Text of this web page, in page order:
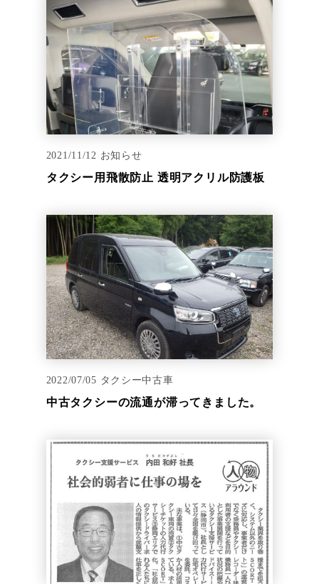
2021/11/12 お知らせ
タクシー用飛散防止 透明アクリル防護板
2022/07/05 タクシー中古車
中古タクシーの流通が滞ってきました。